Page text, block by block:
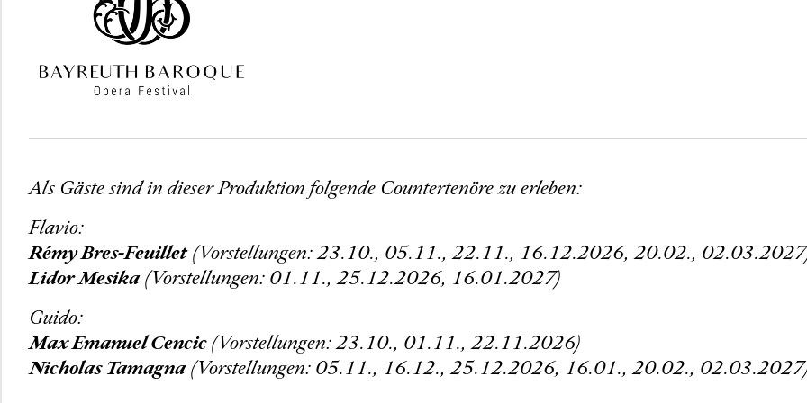
Als Gäste sind in dieser Produktion folgende Countertenöre zu erleben:
Flavio:
Rémy Bres-Feuillet(Vorstellungen: 23.10., 05.11., 22.11., 16.12.2026, 20.02.,
Lidor Mesika(Vorstellungen: 01.11., 25.12.2026, 16.01.2027)
Guido:
Max Emanuel Cencic(Vorstellungen: 23.10., 01.11., 22.11.2026)
Nicholas Tamagna(Vorstellungen: 05.11., 16.12., 25.12.2026, 16.01., 20.02.,